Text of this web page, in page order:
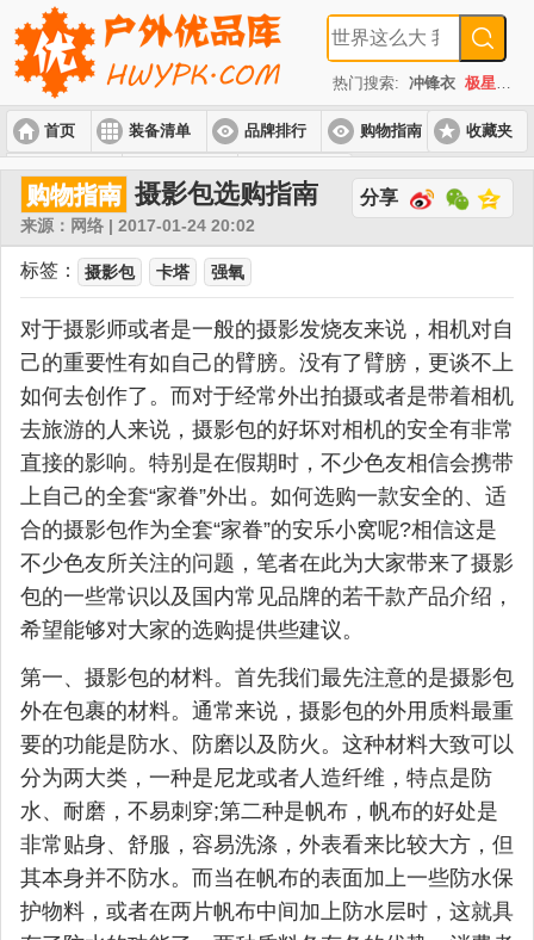
热门搜索: 冲锋衣 极星
首页 装备清单 品牌排行 购物指南
入门套装 进阶套装 高端套装
收藏夹
购物指南 摄影包选购指南 分享
来源：网络 | 2017-01-24 20:02
标签： 摄影包 卡塔 强氧
对于摄影师或者是一般的摄影发烧友来说，相机对自
己的重要性有如自己的臂膀。没有了臂膀，更谈不上
如何去创作了。而对于经常外出拍摄或者是带着相机
去旅游的人来说，摄影包的好坏对相机的安全有非常
直接的影响。特别是在假期时，不少色友相信会携带
上自己的全套“家眷”外出。如何选购一款安全的、适
合的摄影包作为全套“家眷”的安乐小窝呢?相信这是
不少色友所关注的问题，笔者在此为大家带来了摄影
包的一些常识以及国内常见品牌的若干款产品介绍，
希望能够对大家的选购提供些建议。
第一、摄影包的材料。首先我们最先注意的是摄影包
外在包裹的材料。通常来说，摄影包的外用质料最重
要的功能是防水、防磨以及防火。这种材料大致可以
分为两大类，一种是尼龙或者人造纤维，特点是防
水、耐磨，不易刺穿;第二种是帆布，帆布的好处是
非常贴身、舒服，容易洗涤，外表看来比较大方，但
其本身并不防水。而当在帆布的表面加上一些防水保
护物料，或者在两片帆布中间加上防水层时，这就具